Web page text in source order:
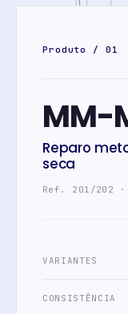
Produto / 01
MM-
Reparo
seca
Ref. 201/202
VARIANTES
CONSISTÊNCIA